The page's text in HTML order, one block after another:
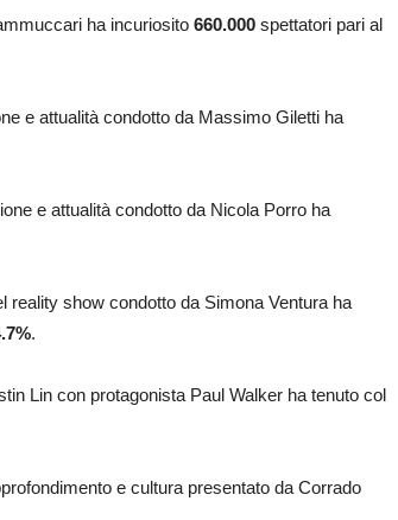
ha incuriosito 660.000 spettatori pari al
e attualità condotto da Massimo Giletti ha
e attualità condotto da Nicola Porro ha
reality show condotto da Simona Ventura ha
.
Lin con protagonista Paul Walker ha tenuto col
e cultura presentato da Corrado